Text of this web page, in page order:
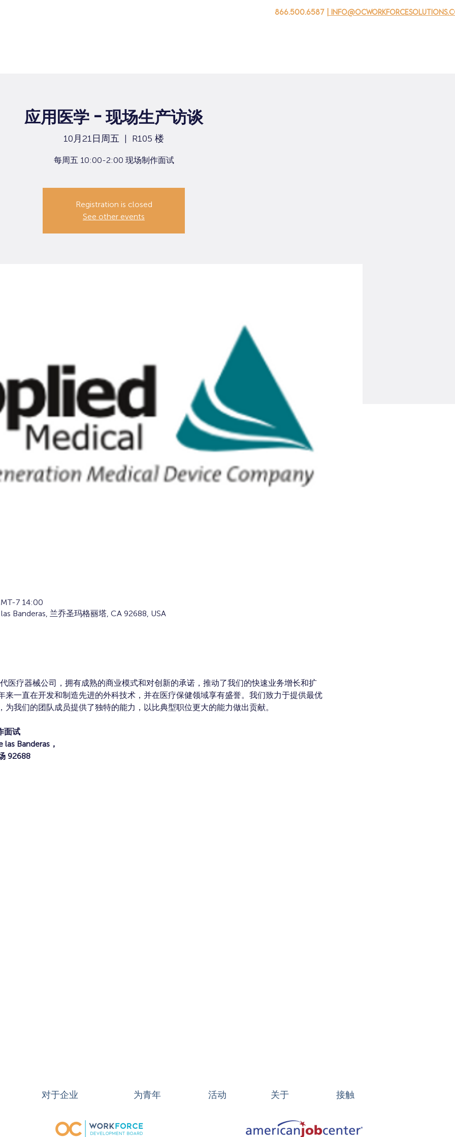
866.500.6587 |
应用医学 - 现场生产访谈
10月21日周五
  |
R105 楼
每周五 10:00-2:00 现场制作面试
Registration is closed
See other events
7 14:00
Banderas, 兰乔圣玛格丽塔, CA 92688, USA
医疗器械公司，拥有成熟的商业模式和对创新的承诺，推动了我们的快速业务增长和扩
来一直在开发和制造先进的外科技术，并在医疗保健领域享有盛誉。我们致力于提供最优
我们的团队成员提供了独特的能力，以比典型职位更大的能力做出贡献。
面试
Banderas，
92688
对于企业 为青年 活动 关于 接触